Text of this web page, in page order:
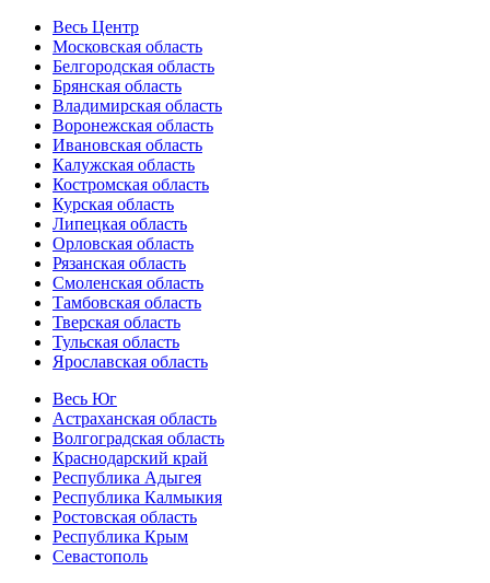
Весь Центр
Московская область
Белгородская область
Брянская область
Владимирская область
Воронежская область
Ивановская область
Калужская область
Костромская область
Курская область
Липецкая область
Орловская область
Рязанская область
Смоленская область
Тамбовская область
Тверская область
Тульская область
Ярославская область
Весь Юг
Астраханская область
Волгоградская область
Краснодарский край
Республика Адыгея
Республика Калмыкия
Ростовская область
Республика Крым
Севастополь